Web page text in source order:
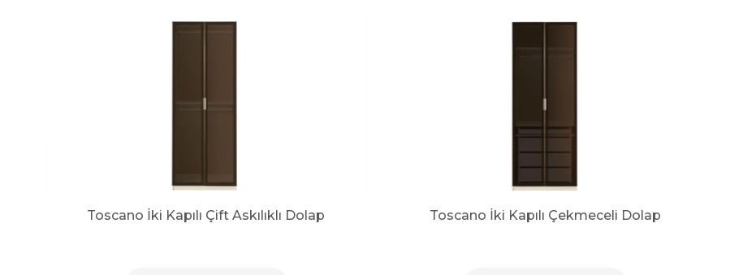
Toscano İki Kapılı Çift Askılıklı Dolap Toscano İki Kapılı Çekmeceli Dolap